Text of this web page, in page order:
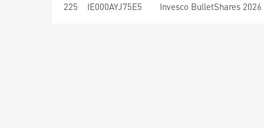
225 IE000AYJ75E5